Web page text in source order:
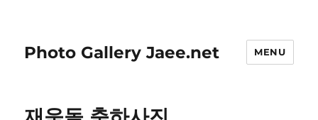
Photo Gallery Jaee.net MENU